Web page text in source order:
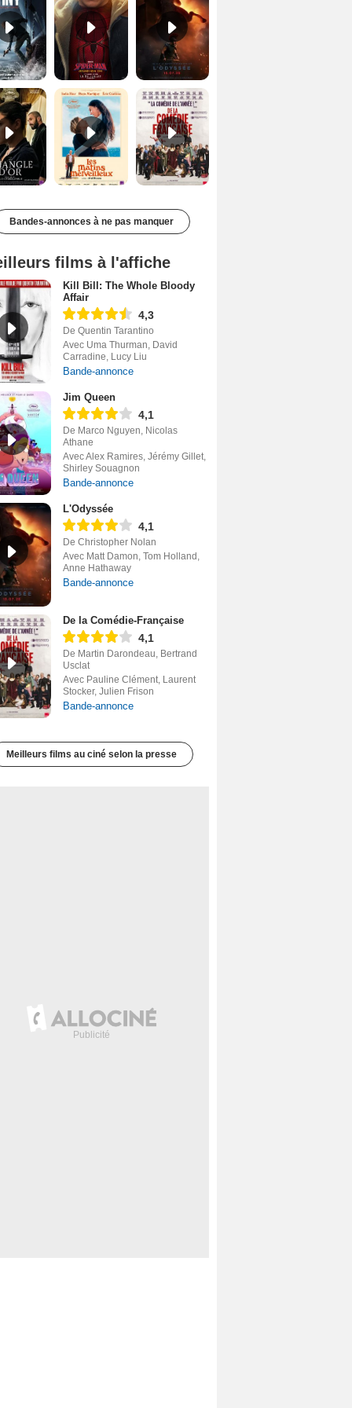
Le Triangle d'or Bande-annonce VF De la Comédie-Française Teaser VF
Bandes-annonces à ne pas manquer
films à l'affiche
Kill Bill: The Whole Bloody
Affair
4,3
De Quentin Tarantino
Avec Uma Thurman, David
Carradine, Lucy Liu
Bande-annonce
Jim Queen
4,1
De Marco Nguyen, Nicolas
Athane
Avec Alex Ramires, Jérémy Gillet,
Shirley Souagnon
Bande-annonce
L'Odyssée
4,1
De Christopher Nolan
Avec Matt Damon, Tom Holland,
Anne Hathaway
Bande-annonce
De la Comédie-Française
4,1
De Martin Darondeau, Bertrand
Usclat
Avec Pauline Clément, Laurent
Stocker, Julien Frison
Bande-annonce
Meilleurs films au ciné selon la presse